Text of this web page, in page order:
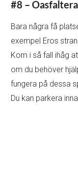
#8 –
Bara några få
exempel Eros
Kom i så fall ihåg
om du behöver
fungera på dessa
Du kan parkera